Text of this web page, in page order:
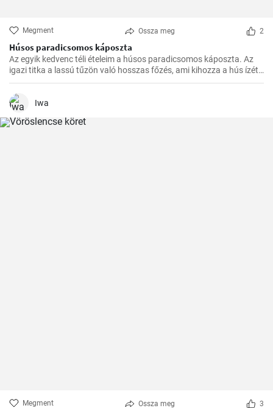
Megment Ossza meg 2
Húsos paradicsomos káposzta
Az egyik kedvenc téli ételeim a húsos paradicsomos káposzta. Az
igazi titka a lassú tűzön való hosszas főzés, ami kihozza a hús ízét,
és egységgé kovácsolja a zöldségek és a paradicsom ízét.
Számtalanszor elkészítettem már, és minél tovább fő, annál
finomabb lesz, ezért a hétvégi ebédekre szoktam időzíteni.
Iwa
Megment Ossza meg 3